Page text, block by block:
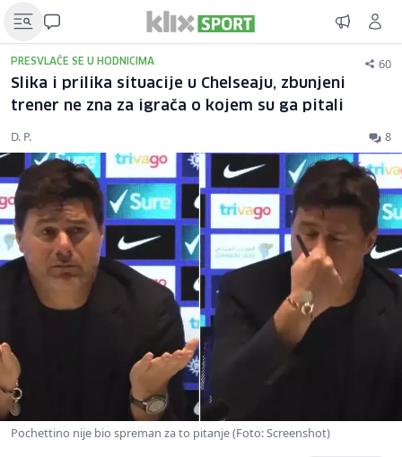
PRESVLAČE SE U HODNICIMA 60
Slika i prilika situacije u Chelseaju, zbunjeni
trener ne zna za igrača o kojem su ga pitali
D. P. 8
Pochettino nije bio spreman za to pitanje (Foto: Screenshot)